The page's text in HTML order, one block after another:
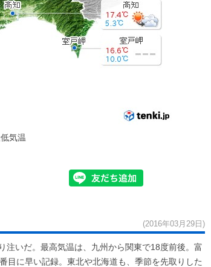
気温
(2016年03月29日)
注いだ。最高気温は、九州から関東で18度前後。富
目に早い記録。東北や北海道も、季節を先取りした